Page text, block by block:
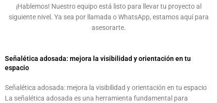
¡Hablemos! Nuestro equipo está listo para llevar tu proyecto al
siguiente nivel. Ya sea por llamada o WhatsApp, estamos aquí para
asesorarte.
Señalética adosada: mejora la visibilidad y orientación en tu
espacio
Señalética adosada: mejora la visibilidad y orientación en tu espacio
La señalética adosada es una herramienta fundamental para